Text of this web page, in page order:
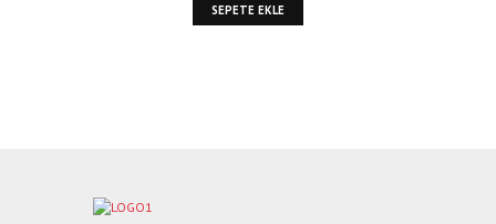
SEPETE EKLE